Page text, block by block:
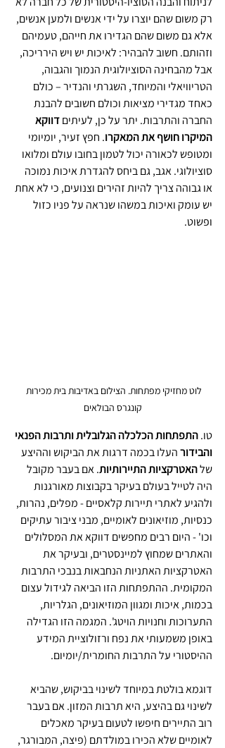
רק משום שהם יוצרו על ידי אנשים ולמען אנשים,
אלא גם משום שהם הגדירו את חייהם, טעמיהם
וזהותם. חשוב להבהיר: לאיכות יש ויש הירריכה,
אבל מהבחינה הסוציולוגית הנמוך והגבוה,
הטריוויאלי והמיוחד, השגרתי והנדיר – כולם
כאחד מגדירי מציאות וכולם חשובים להבנת
החברה והתרבות. יתר על כן, לעיתים דווקא
המיקרו חושף את המאקרו. חפץ זעיר, יומיומי
ומטופש לכאורה יכול לטמון בחובו עולם ומלואו
סוציולוגי. אגב, גם ביחס להגדרת איכות נמוכה
או גבוהה צריך להיות זהירים וצנועים, כי לא אחת
יש עומק ואיכות במשהו שנראה על פניו כזול
ופשוט.
לוט מחזיקי מפתחות. הצילום באדיבות בית מכירות
קונגרס הבולאים
טו. התפתחות הכלכלה הגלובלית ותרבות הפנאי
והבידור העלו בכמה דרגות את הביקוש וההיצע
של האטרקציות התיירותיות. אם בעבר מקובל
היה לטייל בעולם בעיקר בקבוצות מאורגנות
ולהגיע לאתרי תיירות קלאסיים - מפלים, נהרות,
כנסיות, מוזיאונים לאומיים, מבני ציבור עתיקים
וכו' - היום רבים מחפשים דווקא את המסלולים
והאתרים שמחוץ למיינסטרים, ובעיקר את
האטרקציות האתניות הנחבאות בנבכי התרבות
המקומית. ההתפתחות הזו הביאה לגידול עצום
בכמות, איכות ומגוון המוזיאונים, הגלריות,
התערוכות וחנויות הויטג'. המגמה הזו הגדילה
באופן משמעותי את נפח ורזולוציית המידע
ההיסטורי על התרבות החומרית/יומיום.
דוגמא בולטת במיוחד לשינוי בביקוש, שהביא
לשינוי גם בהיצע, היא תרבות המזון. אם בעבר
רוב התיירים חיפשו לטעום בעיקר מאכלים
לאומיים שלא הכירו במולדתם (פיצה, המבורגר,